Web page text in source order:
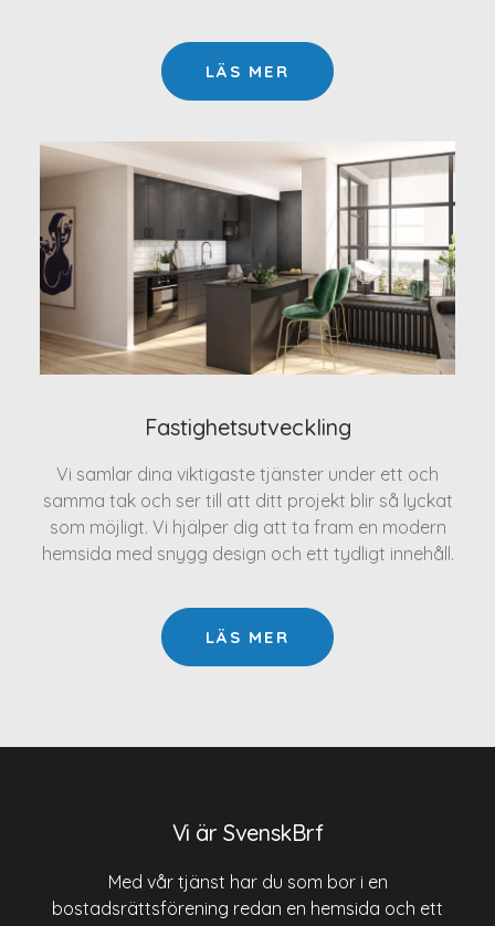
LÄS MER
Fastighetsutveckling
Vi samlar dina viktigaste tjänster under ett och
samma tak och ser till att ditt projekt blir så lyckat
som möjligt. Vi hjälper dig att ta fram en modern
hemsida med snygg design och ett tydligt innehåll.
LÄS MER
Vi är SvenskBrf
Med vår tjänst har du som bor i en
bostadsrättsförening redan en hemsida och ett